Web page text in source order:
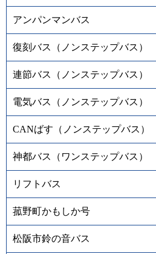
アンパンマンバス
復刻バス（ノンステップバス）
連節バス（ノンステップバス）
電気バス（ノンステップバス）
CANばす（ノンステップバス）
神都バス（ワンステップバス）
リフトバス
菰野町かもしか号
松阪市鈴の音バス